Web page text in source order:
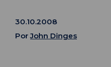
30.10.2008
PorJohn Dinges